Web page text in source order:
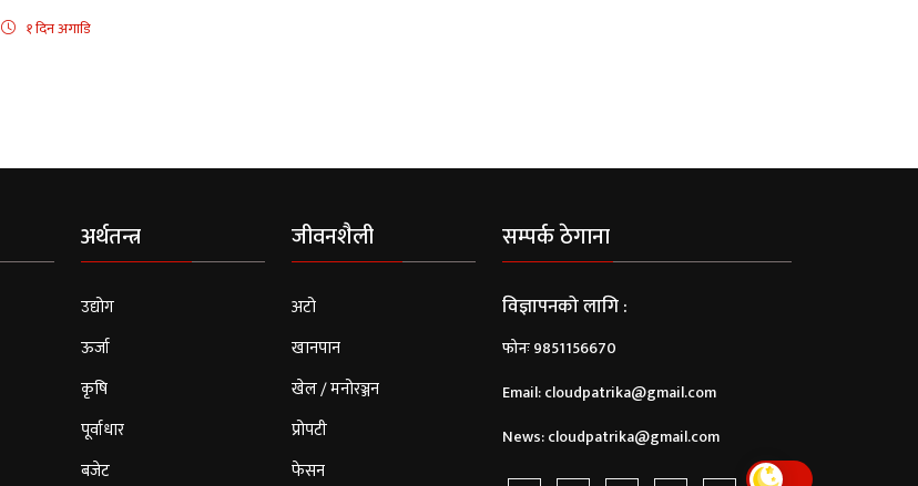
१ दिन अगाडि
अर्थतन्त्र
उद्योग
ऊर्जा
कृषि
पूर्वाधार
बजेट
जीवनशैली
अटो
खानपान
खेल / मनोरञ्जन
प्रोपटी
फेसन
सम्पर्क ठेगाना
विज्ञापनको लागि :
फोनः 9851156670
Email:cloudpatrika@gmail.com
News:cloudpatrika@gmail.com